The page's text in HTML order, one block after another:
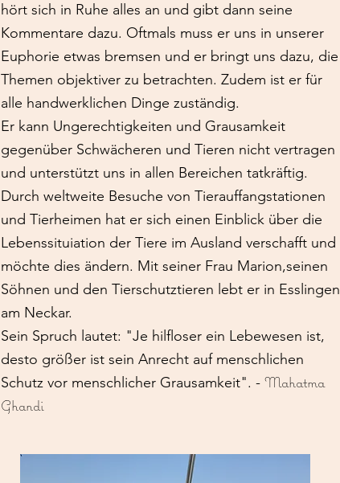
hört sich in Ruhe alles an und gibt dann seine
Kommentare dazu. Oftmals muss er uns in unserer
Euphorie etwas bremsen und er bringt uns dazu, die
Themen objektiver zu betrachten. Zudem ist er für
alle handwerklichen Dinge zuständig.
Er kann Ungerechtigkeiten und Grausamkeit
gegenüber Schwächeren und Tieren nicht vertragen
und unterstützt uns in allen Bereichen tatkräftig.
Durch weltweite Besuche von Tierauffangstationen
und Tierheimen hat er sich einen Einblick über die
Lebenssituiation der Tiere im Ausland verschafft und
möchte dies ändern. Mit seiner Frau Marion,seinen
Söhnen und den Tierschutztieren lebt er in Esslingen
am Neckar.
Sein Spruch lautet: "Je hilfloser ein Lebewesen ist,
desto größer ist sein Anrecht auf menschlichen
Schutz vor menschlicher Grausamkeit". - Mahatma
Ghandi